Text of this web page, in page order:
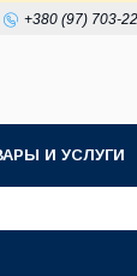
+380 (97) 703-
И УСЛУГИ